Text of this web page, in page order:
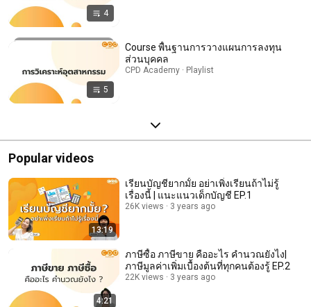
4
5
Course พื้นฐานการวางแผนการลงทุน
ส่วนบุคคล
CPD Academy · Playlist
Popular videos
13:19
เรียนบัญชียากมั้ย อย่าเพิ่งเรียนถ้าไม่รู้
เรื่องนี้ | แนะแนวเด็กบัญชี EP.1
26K views 3 years ago
4:21
ภาษีซื้อ ภาษีขาย คืออะไร คำนวณยังไง|
ภาษีมูลค่าเพิ่มเบื้องต้นที่ทุกคนต้องรู้ EP.2
22K views 3 years ago